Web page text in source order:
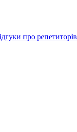
про репетиторів